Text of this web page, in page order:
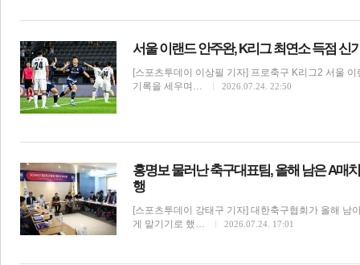
서울 이랜드 안주완, K리그 최연소 득점 신
[스포츠투데이 이상필 기자] 프로축구 K리그2 서울
기록을 세우며…
2026.07.24. 22:50
홍명보 물러난 축구대표팀, 올해 남은 A매
행
[스포츠투데이 강태구 기자] 대한축구협회가 올해 남
게 맡기기로 했…
2026.07.24. 17:01